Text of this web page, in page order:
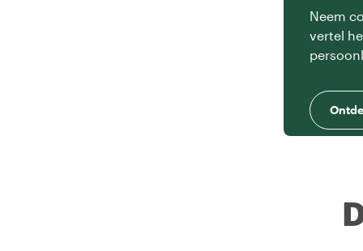
Neem
vertel